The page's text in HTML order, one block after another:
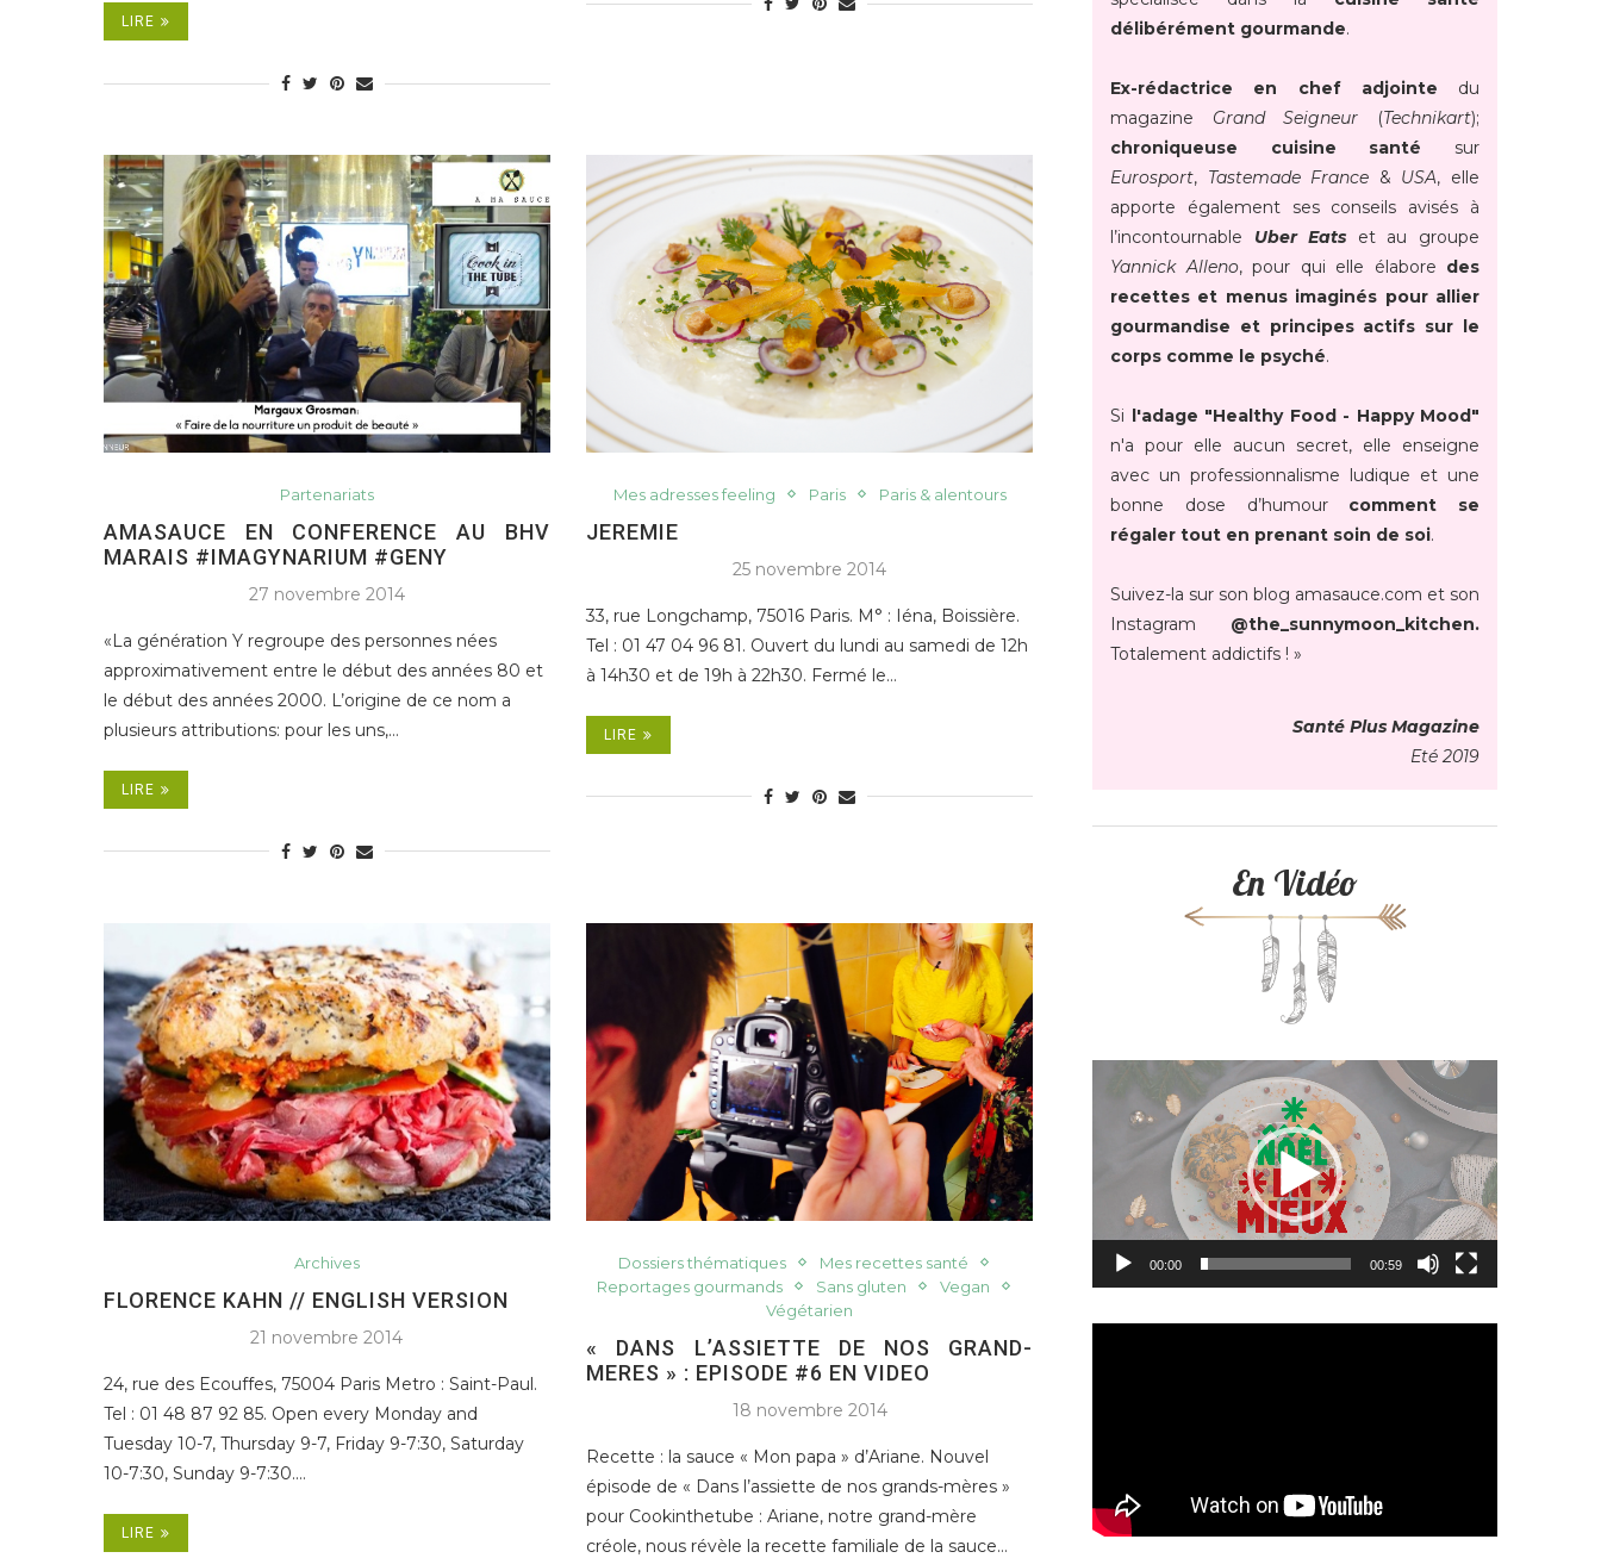
LIRE
Partenariats
AMASAUCE EN CONFERENCE AU BHV
MARAIS #IMAGYNARIUM #GENY
27 novembre 2014
«La génération Y regroupe des personnes nées
approximativement entre le début des années 80 et
le début des années 2000. L’origine de ce nom a
plusieurs attributions: pour les uns,…
LIRE
Mes adresses feeling Paris Paris & alentours
JEREMIE
25 novembre 2014
33, rue Longchamp, 75016 Paris. M° : Iéna, Boissière.
Tel : 01 47 04 96 81. Ouvert du lundi au samedi de 12h
à 14h30 et de 19h à 22h30. Fermé le…
LIRE
Archives
FLORENCE KAHN // ENGLISH VERSION
21 novembre 2014
24, rue des Ecouffes, 75004 Paris Metro : Saint-Paul.
Tel : 01 48 87 92 85. Open every Monday and
Tuesday 10-7, Thursday 9-7, Friday 9-7:30, Saturday
10-7:30, Sunday 9-7:30.…
LIRE
Dossiers thématiques
Mes recettes santé
Reportages gourmands
Sans gluten
Vegan
Végétarien
« DANS L’ASSIETTE DE NOS GRAND-
MERES » : EPISODE #6 EN VIDEO
18 novembre 2014
Recette : la sauce « Mon papa » d’Ariane. Nouvel
épisode de « Dans l’assiette de nos grands-mères »
pour Cookinthetube : Ariane, notre grand-mère
créole, nous révèle la recette familiale de la sauce…
délibérément gourmande.
Ex-rédactrice en chef adjointe du
magazine Grand Seigneur (Technikart);
chroniqueuse cuisine santé sur
Eurosport, Tastemade France & USA, elle
apporte également ses conseils avisés à
l’incontournable Uber Eats et au groupe
Yannick Alleno, pour qui elle élabore des
recettes et menus imaginés pour allier
gourmandise et principes actifs sur le
corps comme le psyché.
Si l'adage "Healthy Food - Happy Mood"
n'a pour elle aucun secret, elle enseigne
avec un professionnalisme ludique et une
bonne dose d’humour comment se
régaler tout en prenant soin de soi.
Suivez-la sur son blog amasauce.com et son
Instagram @the_sunnymoon_kitchen.
Totalement addictifs ! »
Santé Plus Magazine
Eté 2019
En Vidéo
00:00 00:59